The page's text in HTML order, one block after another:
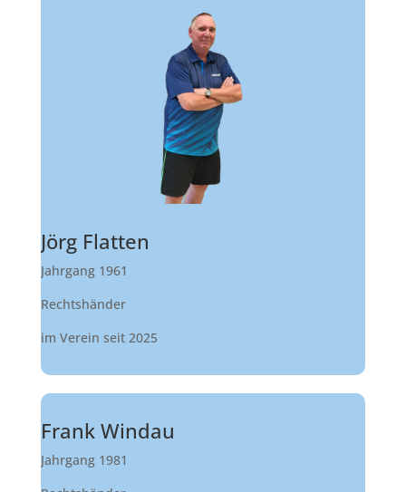
Jörg Flatten
Jahrgang 1961
Rechtshänder
im Verein seit 2025
Frank Windau
Jahrgang 1981